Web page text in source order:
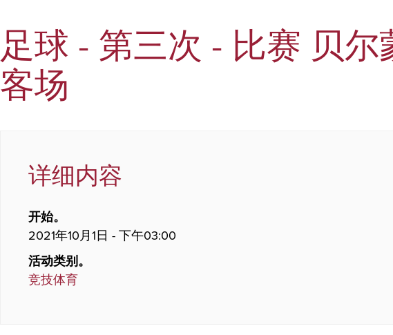
足球 - 第三次 - 比赛 贝尔
客场
详细内容
开始。
2021年10月1日 - 下午03:00
活动类别。
竞技体育